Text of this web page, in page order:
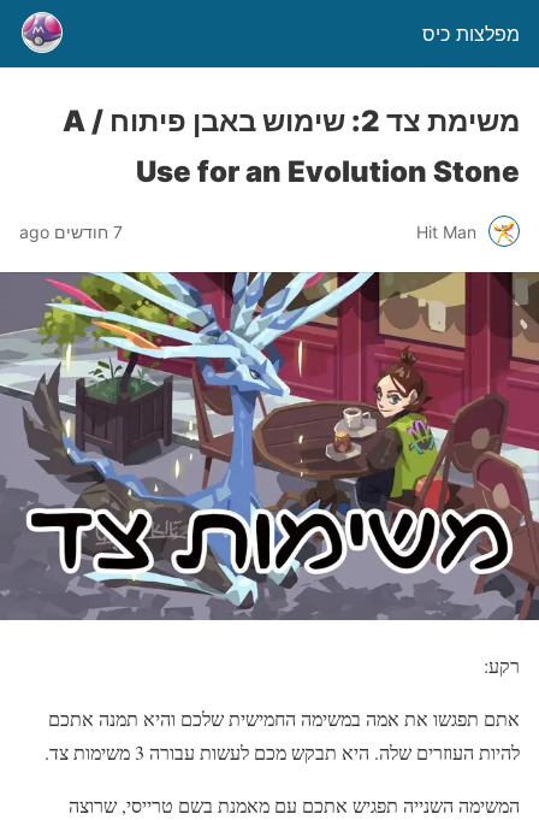
מפלצות כיס
משימת צד 2: שימוש באבן פיתוח / A
Use for an Evolution Stone
Hit Man 7 חודשים ago
רקע:
אתם תפגשו את אמה במשימה החמישית שלכם והיא תמנה אתכם
להיות העוזרים שלה. היא תבקש מכם לעשות עבורה 3 משימות צד.
המשימה השנייה תפגיש אתכם עם מאמנת בשם טרייסי, שרוצה